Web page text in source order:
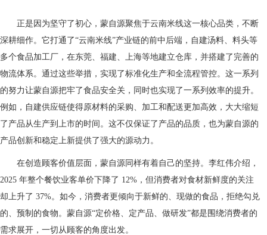
正是因为坚守了初心，蒙自源聚焦于云南米线这一核心品类，不断
深耕细作。它打通了“云南米线”产业链的前中后端，自建汤料、料头等
多个食品加工厂，在东莞、福建、上海等地建立仓库，并搭建了完善的
物流体系。通过这些举措，实现了标准化生产和全流程管控。这一系列
的努力让蒙自源把牢了食品安全关，同时也实现了一系列效率的提升。
例如，自建供应链使得原材料的采购、加工和配送更加高效，大大缩短
了产品从生产到上市的时间。这不仅保证了产品的品质，也为蒙自源的
产品创新和稳定上新提供了强大的源动力。
在创造顾客价值层面，蒙自源同样有着自己的坚持。李红伟介绍，
2025 年整个餐饮业客单价下降了 12%，但消费者对食材新鲜度的关注
却上升了 37%。如今，消费者更倾向于新鲜的、现做的食品，拒绝勾兑
的、预制的食物。蒙自源“定价格、定产品、做研发”都是围绕消费者的
需求展开，一切从顾客的角度出发。